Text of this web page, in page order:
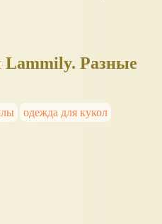
Разные
одежда для кукол